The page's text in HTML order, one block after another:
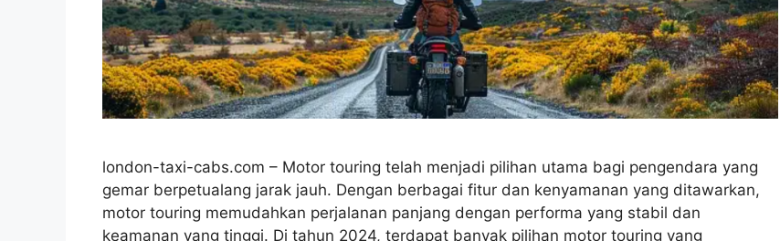
london-taxi-cabs.com – Motor touring telah menjadi pilihan utama bagi pengendara yang
gemar berpetualang jarak jauh. Dengan berbagai fitur dan kenyamanan yang ditawarkan,
motor touring memudahkan perjalanan panjang dengan performa yang stabil dan
keamanan yang tinggi. Di tahun 2024, terdapat banyak pilihan motor touring yang